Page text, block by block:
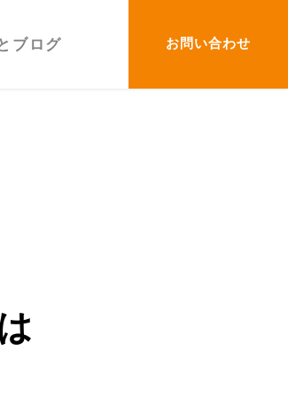
お問い合わせ
ブログ